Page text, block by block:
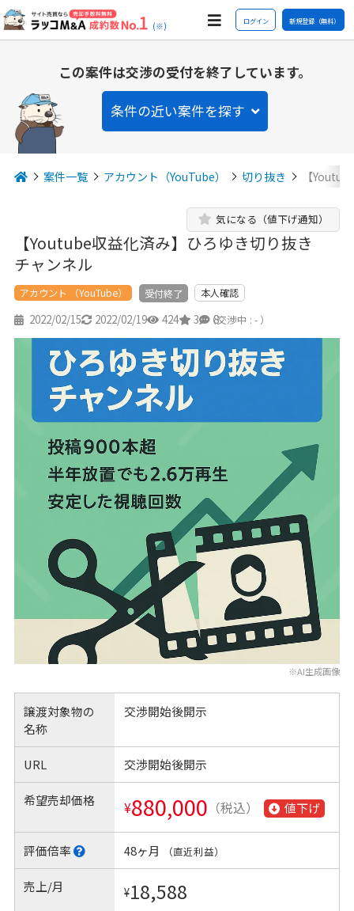
(※) ログイン 新規登録（無料）
この案件は交渉の受付を終了しています。
条件の近い案件を探す
案件一覧 アカウント（YouTube） 切り抜き 【
【Youtube収益化済み】ひろゆき切り抜き
チャンネル
気になる（値下げ通知）
アカウント （YouTube） 受付終了 本人確認
2022/02/15 2022/02/19 424 3 8
（交渉中 : - ）
※AI生成画像
譲渡対象物の
名称
交渉開始後開示
URL 交渉開始後開示
希望売却価格 ¥880,000 （税込） 値下げ
評価倍率 48ヶ月 （直近利益）
売上/月 ¥18,588